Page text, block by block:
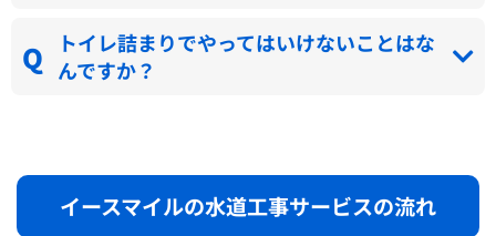
トイレ詰まりでやってはいけないことはな
んですか？
イースマイルの水道工事サービスの流れ